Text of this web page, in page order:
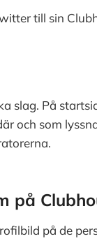
till sin
slag. På
och som
på
på de